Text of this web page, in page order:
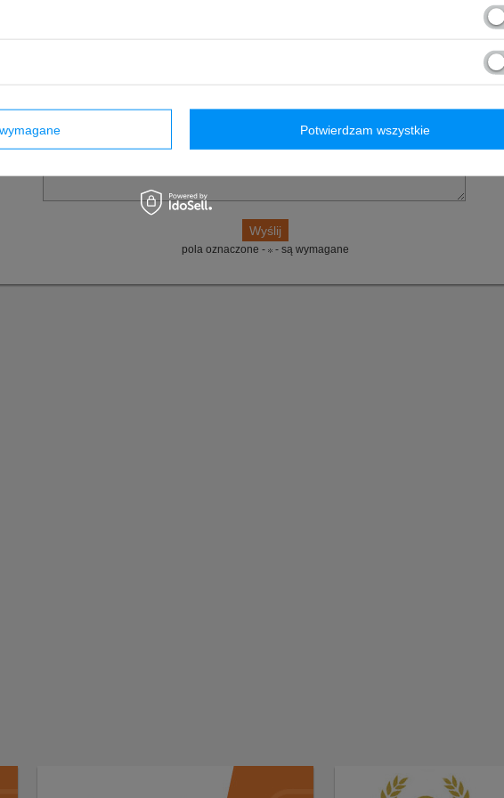
opis jest dla Ciebie niewystarczający, prześlij nam swoje pytanie odnośnie tego produktu.
Pytanie:
pola oznaczone - - są wymagane
Potwierdzam wszystkie